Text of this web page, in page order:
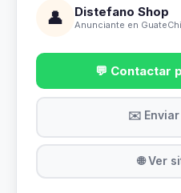
👤 Distefano Shop
Anunciante en
💬 Contactar
✉️ Enviar
🌐 Ver